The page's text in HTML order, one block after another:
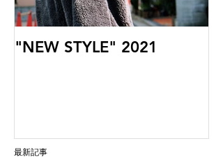
"NEW STYLE" 2021
最新記事